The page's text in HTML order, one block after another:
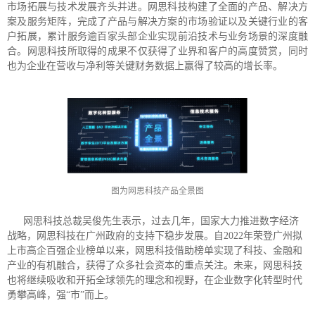
市场拓展与技术发展齐头并进。网思科技构建了全面的产品、解决方
案及服务矩阵，完成了产品与解决方案的市场验证以及关键行业的客
户拓展，累计服务逾百家头部企业实现前沿技术与业务场景的深度融
合。网思科技所取得的成果不仅获得了业界和客户的高度赞赏，同时
也为企业在营收与净利等关键财务数据上赢得了较高的增长率。
图为网思科技产品全景图
网思科技总裁吴俊先生表示，过去几年，国家大力推进数字经济
战略，网思科技在广州政府的支持下稳步发展。自2022年荣登广州拟
上市高企百强企业榜单以来，网思科技借助榜单实现了科技、金融和
产业的有机融合，获得了众多社会资本的重点关注。未来，网思科技
也将继续吸收和开拓全球领先的理念和视野，在企业数字化转型时代
勇攀高峰，强“市”而上。